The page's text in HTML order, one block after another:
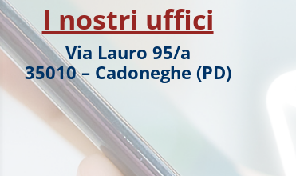
I nostri uffici
Via Lauro 95/a
35010 – Cadoneghe (PD)